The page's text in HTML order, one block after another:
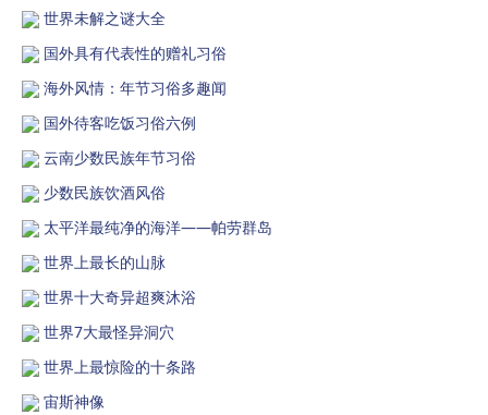
世界未解之谜大全
国外具有代表性的赠礼习俗
海外风情：年节习俗多趣闻
国外待客吃饭习俗六例
云南少数民族年节习俗
少数民族饮酒风俗
太平洋最纯净的海洋——帕劳群岛
世界上最长的山脉
世界十大奇异超爽沐浴
世界7大最怪异洞穴
世界上最惊险的十条路
宙斯神像